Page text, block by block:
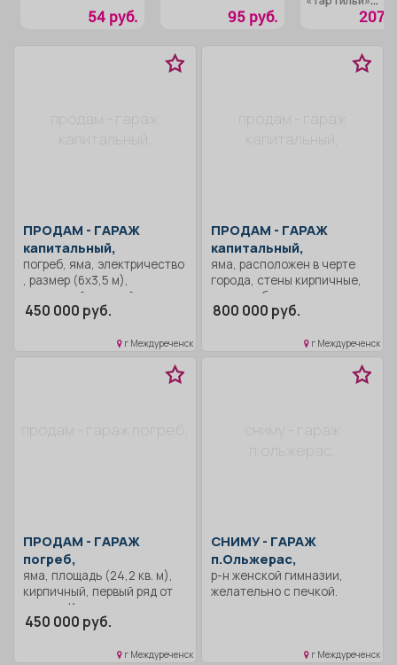
54 руб. 95 руб. пшеничные207
продам - гараж
капитальный,
ПРОДАМ - ГАРАЖ
капитальный,
погреб, яма, электричество
, размер (6х3,5 м),
кирпичный, теплый.
450 000 руб.
г Междуреченск
продам - гараж
капитальный,
ПРОДАМ - ГАРАЖ
капитальный,
яма, расположен в черте
города, стены кирпичные,
потолок бетонная плита,
пол залит бетоном, есть
типа форд входит
800 000 руб.
г Междуреченск
продам - гараж погреб,
ПРОДАМ - ГАРАЖ
погреб,
яма, площадь (24,2 кв. м),
кирпичный, первый ряд от
дороги. Крыша перекрыта.
Света нет, но всё
Ивановской Базы.
450 000 руб.
г Междуреченск
сниму - гараж
п.ольжерас,
СНИМУ - ГАРАЖ
п.Ольжерас,
р-н женской гимназии,
желательно с печкой.
г Междуреченск